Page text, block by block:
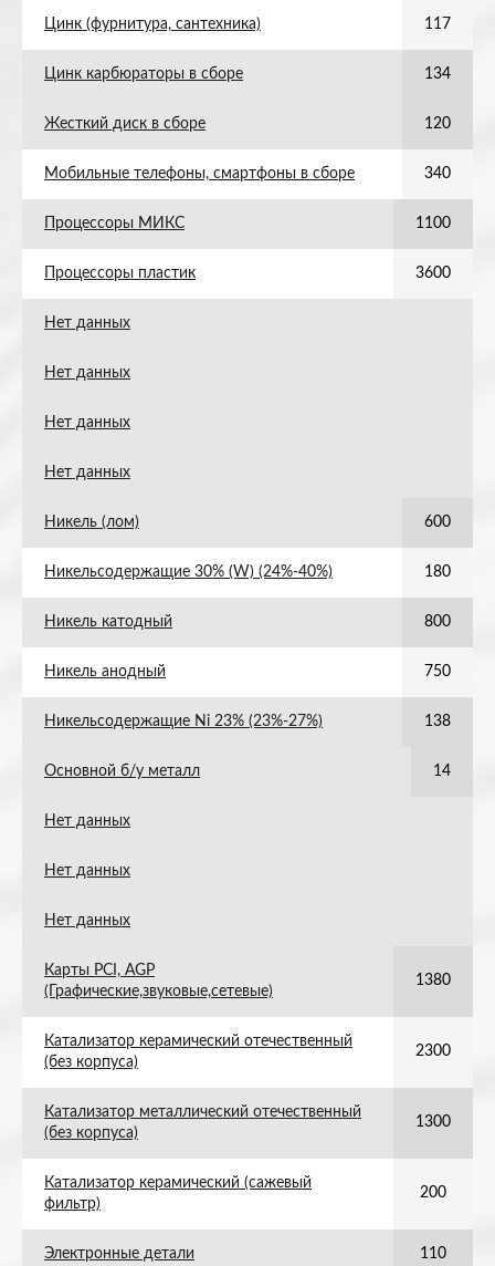
Цинк (фурнитура, сантехника) 117
Цинк карбюраторы в сборе 134
Жесткий диск в сборе 120
Мобильные телефоны, смартфоны в сборе 340
Процессоры МИКС 1100
Процессоры пластик 3600
Нет данных
Нет данных
Нет данных
Нет данных
Никель (лом) 600
Никельсодержащие 30% (W) (24%-40%) 180
Никель катодный 800
Никель анодный 750
Никельсодержащие Ni 23% (23%-27%) 138
Основной б/у металл 14
Нет данных
Нет данных
Нет данных
Карты PCI, AGP
(Графические,звуковые,сетевые)
1380
Катализатор керамический отечественный
(без корпуса)
2300
Катализатор металлический отечественный
(без корпуса)
1300
Катализатор керамический (сажевый
фильтр)
200
Электронные детали 110